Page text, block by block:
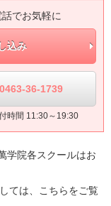
でお気軽に
込み
0463-36-1739
時間 11:30～19:30
学院各スクールはお
ては、こちらをご覧